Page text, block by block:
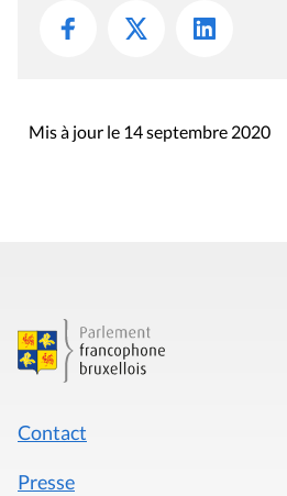
Mis à jour le 14 septembre 2020
Contact
Presse